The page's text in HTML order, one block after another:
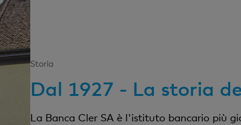
Storia
Dal 1927 - La storia
La Banca Cler SA è l'istituto bancario più